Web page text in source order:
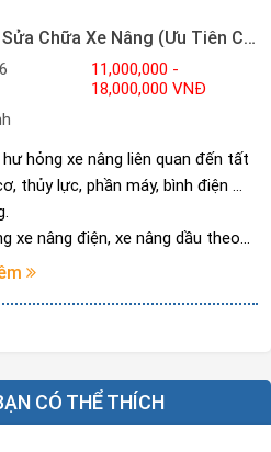
Kỹ Thuật Sửa Chữa Xe Nâng (Ưu Tiên Có Bằng Lái B2/C)
11,000,000 -
18,000,000 VNĐ
hỏng xe nâng liên quan đến tất
thủy lực, phần máy, bình điện …
xe nâng điện, xe nâng dầu theo
CÓ THỂ THÍCH